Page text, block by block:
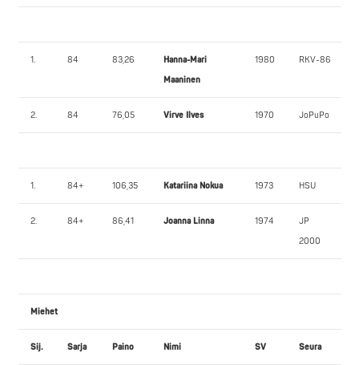
1. 84 83,26
Hanna-Mari
Maaninen
1980 RKV-86
2. 84 76,05 Virve Ilves 1970 JoPuPo
1. 84+ 106,35 Katariina Nokua 1973 HSU
2. 84+ 86,41 Joanna Linna 1974
JP
2000
Miehet
Sij. Sarja Paino Nimi SV Seura